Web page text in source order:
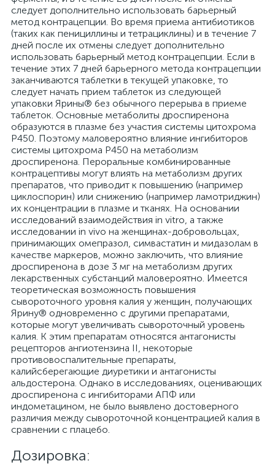
следует дополнительно использовать барьерный
метод контрацепции. Во время приема антибиотиков
(таких как пенициллины и тетрациклины) и в течение 7
дней после их отмены следует дополнительно
использовать барьерный метод контрацепции. Если в
течение этих 7 дней барьерного метода контрацепции
заканчиваются таблетки в текущей упаковке, то
следует начать прием таблеток из следующей
упаковки Ярины® без обычного перерыва в приеме
таблеток. Основные метаболиты дроспиренона
образуются в плазме без участия системы цитохрома
Р450. Поэтому маловероятно влияние ингибиторов
системы цитохрома Р450 на метаболизм
дроспиренона. Пероральные комбинированные
контрацептивы могут влиять на метаболизм других
препаратов, что приводит к повышению (например
циклоспорин) или снижению (например ламотриджин)
их концентрации в плазме и тканях. На основании
исследований взаимодействия in vitro, а также
исследовании in vivo на женщинах-добровольцах,
принимающих омепразол, симвастатин и мидазолам в
качестве маркеров, можно заключить, что влияние
дроспиренона в дозе 3 мг на метаболизм других
лекарственных субстанций маловероятно. Имеется
теоретическая возможность повышения
сывороточного уровня калия у женщин, получающих
Ярину® одновременно с другими препаратами,
которые могут увеличивать сывороточный уровень
калия. К этим препаратам относятся антагонисты
рецепторов ангиотензина II, некоторые
противовоспалительные препараты,
калийсберегающие диуретики и антагонисты
альдостерона. Однако в исследованиях, оценивающих
дроспиренона с ингибиторами АПФ или
индометацином, не было выявлено достоверного
различия между сывороточной концентрацией калия в
сравнении с плацебо.
Дозировка: